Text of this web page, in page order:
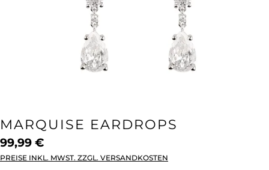
MARQUISE EARDROPS
99,99 €
PREISE INKL. MWST. ZZGL. VERSANDKOSTEN